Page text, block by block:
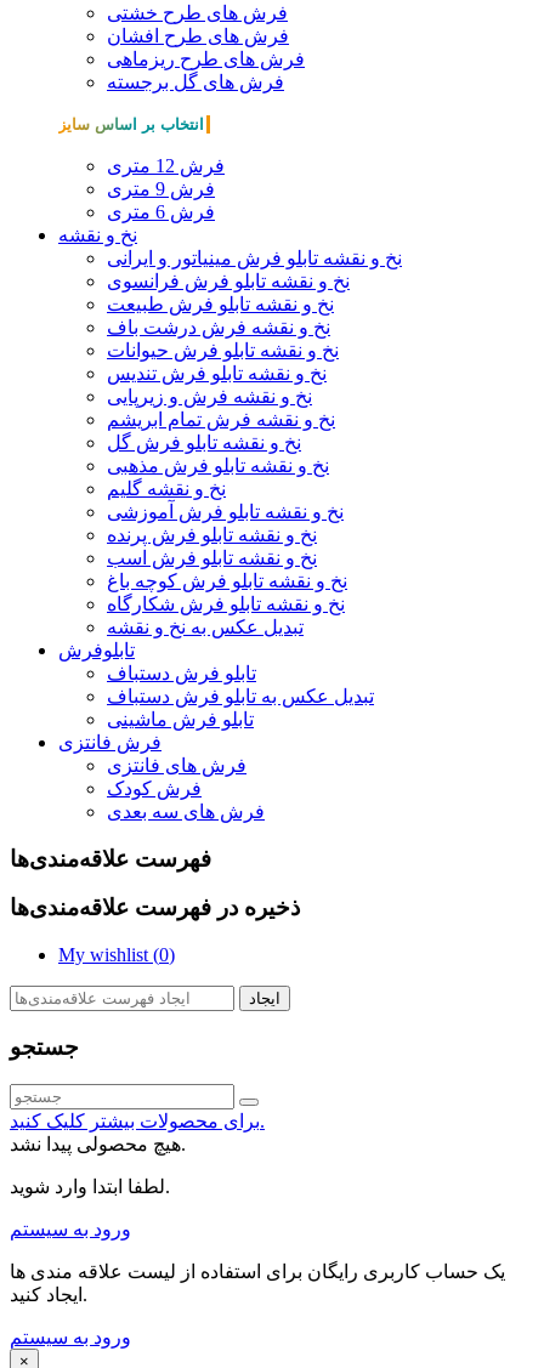
فرش های طرح خشتی
فرش های طرح افشان
فرش های طرح ریزماهی
فرش های گل برجسته
انتخاب بر اساس سایز
فرش 12 متری
فرش 9 متری
فرش 6 متری
نخ و نقشه
نخ و نقشه تابلو فرش مینیاتور و ایرانی
نخ و نقشه تابلو فرش فرانسوی
نخ و نقشه تابلو فرش طبیعت
نخ و نقشه فرش درشت باف
نخ و نقشه تابلو فرش حیوانات
نخ و نقشه تابلو فرش تندیس
نخ و نقشه فرش و زیرپایی
نخ و نقشه فرش تمام ابریشم
نخ و نقشه تابلو فرش گل
نخ و نقشه تابلو فرش مذهبی
نخ و نقشه گلیم
نخ و نقشه تابلو فرش آموزشی
نخ و نقشه تابلو فرش پرنده
نخ و نقشه تابلو فرش اسب
نخ و نقشه تابلو فرش کوچه باغ
نخ و نقشه تابلو فرش شکارگاه
تبدیل عکس به نخ و نقشه
تابلوفرش
تابلو فرش دستباف
تبدیل عکس به تابلو فرش دستباف
تابلو فرش ماشینی
فرش فانتزی
فرش های فانتزی
فرش کودک
فرش های سه بعدی
فهرست علاقه‌مندی‌ها
ذخیره در فهرست علاقه‌مندی‌ها
My wishlist (0)
ایجاد
جستجو
برای محصولات بیشتر کلیک کنید.
هیچ محصولی پیدا نشد.
لطفا ابتدا وارد شوید.
ورود به سیستم
یک حساب کاربری رایگان برای استفاده از لیست علاقه مندی ها
ایجاد کنید.
ورود به سیستم
×